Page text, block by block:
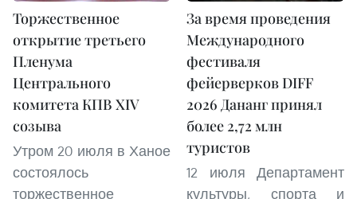
Торжественное
открытие третьего
Пленума
Центрального
комитета КПВ XIV
созыва
Утром 20 июля в Ханое
состоялось
торжественное
За время проведения
Международного
фестиваля
фейерверков DIFF
2026 Дананг принял
более 2,72 млн
туристов
12 июля Департамент
культуры, спорта и